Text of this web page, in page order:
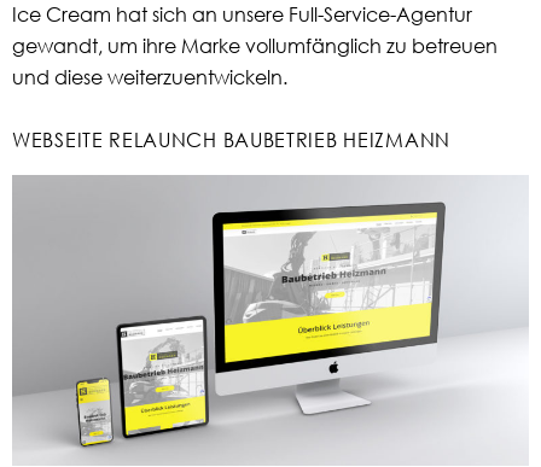
Ice Cream hat sich an unsere Full-Service-Agentur
gewandt, um ihre Marke vollumfänglich zu betreuen
und diese weiterzuentwickeln.
WEBSEITE RELAUNCH BAUBETRIEB HEIZMANN